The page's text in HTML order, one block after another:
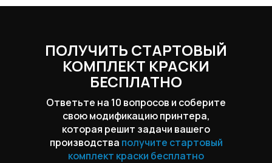
ПОЛУЧИТЬ СТАРТОВЫЙ
КОМПЛЕКТ КРАСКИ
БЕСПЛАТНО
Ответьте на 10 вопросов и соберите
свою модификацию принтера,
которая решит задачи вашего
производства получите стартовый
комплект краски бесплатно